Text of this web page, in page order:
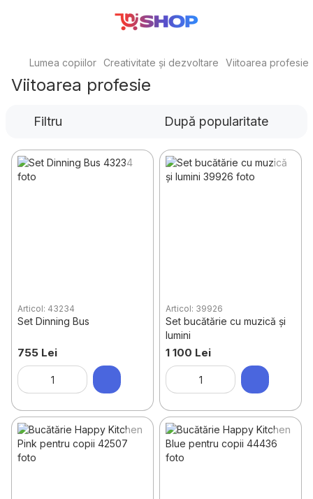
Lumea copiilor Creativitate și dezvoltare Viitoarea profesie
Viitoarea profesie
Filtru După popularitate
Articol: 43234
Set Dinning Bus
755 Lei
Articol: 39926
Set bucătărie cu muzică și
lumini
1 100 Lei